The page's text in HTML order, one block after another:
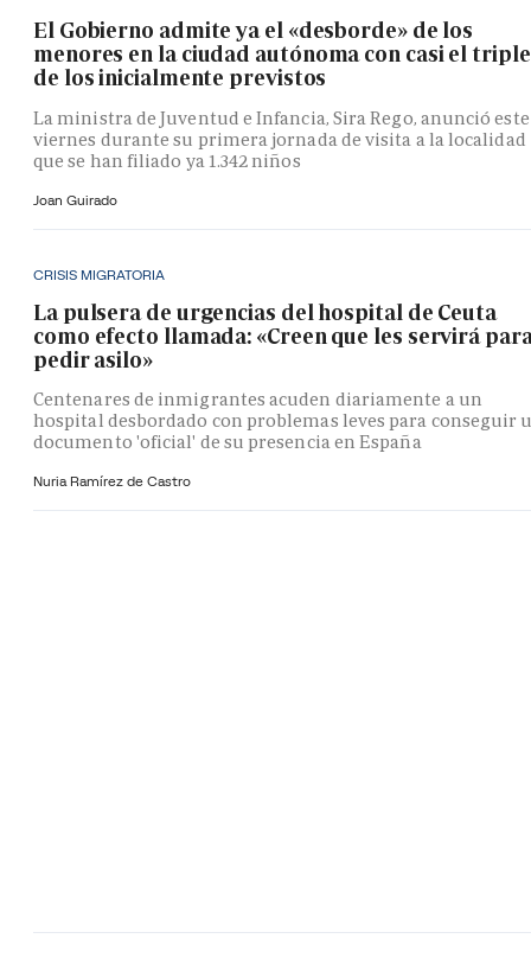
El Gobierno admite ya el «desborde» de los
menores en la ciudad autónoma con casi el triple
de los inicialmente previstos
La ministra de Juventud e Infancia, Sira Rego, anunció este
viernes durante su primera jornada de visita a la localidad
que se han filiado ya 1.342 niños
Joan Guirado
CRISIS MIGRATORIA
La pulsera de urgencias del hospital de Ceuta
como efecto llamada: «Creen que les servirá
pedir asilo»
Centenares de inmigrantes acuden diariamente a un
hospital desbordado con problemas leves para conseguir
documento 'oficial' de su presencia en España
Nuria Ramírez de Castro